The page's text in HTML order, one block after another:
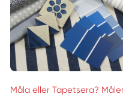
Måla eller Tapetsera?